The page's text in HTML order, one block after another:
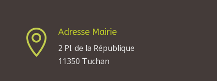

Adresse Mairie
2 Pl. de la République
11350 Tuchan